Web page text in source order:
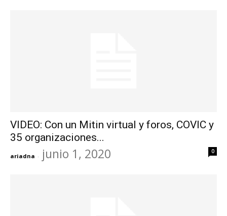
VIDEO: Con un Mitin virtual y foros, COVIC y
35 organizaciones...
ariadna - junio 1, 2020 0